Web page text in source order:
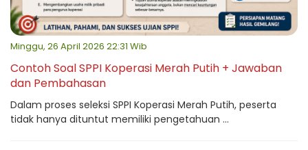
Minggu, 26 April 2026 22:31 Wib
Contoh Soal SPPI Koperasi Merah Putih + Jawaban
dan Pembahasan
Dalam proses seleksi SPPI Koperasi Merah Putih, peserta
tidak hanya dituntut memiliki pengetahuan ...